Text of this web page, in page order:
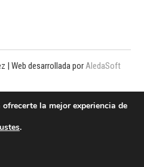
| Web desarrollada porAledaSoft
privacidad
la mejor experiencia de
.